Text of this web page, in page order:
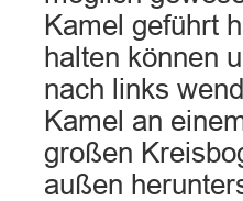
Kamel geführt
halten können
nach links
Kamel an
großen
außen